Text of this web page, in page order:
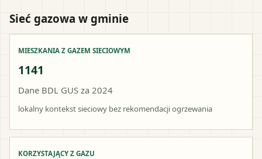
Sieć gazowa w gminie
MIESZKANIA Z GAZEM SIECIOWYM
1141
Dane BDL GUS za 2024
lokalny kontekst sieciowy bez rekomendacji ogrzewania
KORZYSTAJĄCY Z GAZU